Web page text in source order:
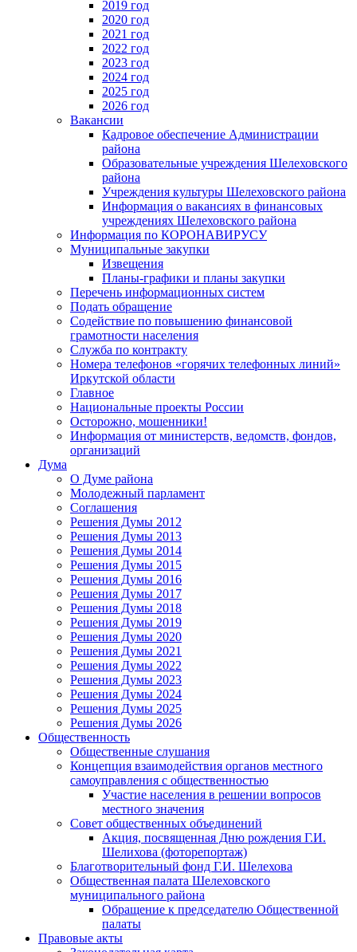
2019 год
2020 год
2021 год
2022 год
2023 год
2024 год
2025 год
2026 год
Вакансии
Кадровое обеспечение Администрации
района
Образовательные учреждения Шелеховского
района
Учреждения культуры Шелеховского района
Информация о вакансиях в финансовых
учреждениях Шелеховского района
Информация по КОРОНАВИРУСУ
Муниципальные закупки
Извещения
Планы-графики и планы закупки
Перечень информационных систем
Подать обращение
Содействие по повышению финансовой
грамотности населения
Служба по контракту
Номера телефонов «горячих телефонных линий»
Иркутской области
Главное
Национальные проекты России
Осторожно, мошенники!
Информация от министерств, ведомств, фондов,
организаций
Дума
О Думе района
Молодежный парламент
Соглашения
Решения Думы 2012
Решения Думы 2013
Решения Думы 2014
Решения Думы 2015
Решения Думы 2016
Решения Думы 2017
Решения Думы 2018
Решения Думы 2019
Решения Думы 2020
Решения Думы 2021
Решения Думы 2022
Решения Думы 2023
Решения Думы 2024
Решения Думы 2025
Решения Думы 2026
Общественность
Общественные слушания
Концепция взаимодействия органов местного
самоуправления с общественностью
Участие населения в решении вопросов
местного значения
Совет общественных объединений
Акция, посвященная Дню рождения Г.И.
Шелихова (фоторепортаж)
Благотворительный фонд Г.И. Шелехова
Общественная палата Шелеховского
муниципального района
Обращение к председателю Общественной
палаты
Правовые акты